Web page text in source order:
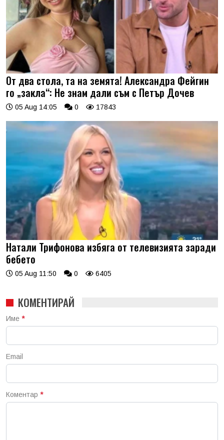
От два стола, та на земята! Александра Фейгин
го „закла“: Не знам дали съм с Петър Дочев
05 Aug 14:05 0 17843
Натали Трифонова избяга от телевизията заради
бебето
05 Aug 11:50 0 6405
КОМЕНТИРАЙ
Име *
Email
Коментар *